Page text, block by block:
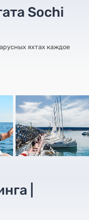
Sochi
яхтах каждое
|